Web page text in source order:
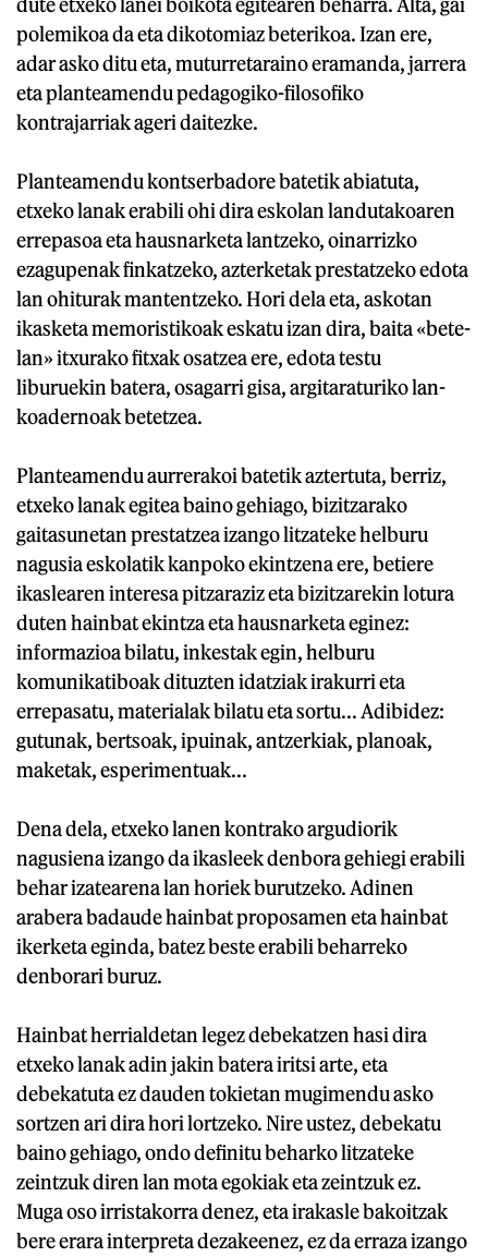
polemikoa da eta dikotomiaz beterikoa. Izan ere,
adar asko ditu eta, muturretaraino eramanda, jarrera
eta planteamendu pedagogiko-filosofiko
kontrajarriak ageri daitezke.
Planteamendu kontserbadore batetik abiatuta,
etxeko lanak erabili ohi dira eskolan landutakoaren
errepasoa eta hausnarketa lantzeko, oinarrizko
ezagupenak finkatzeko, azterketak prestatzeko edota
lan ohiturak mantentzeko. Hori dela eta, askotan
ikasketa memoristikoak eskatu izan dira, baita «bete-
lan» itxurako fitxak osatzea ere, edota testu
liburuekin batera, osagarri gisa, argitaraturiko lan-
koadernoak betetzea.
Planteamendu aurrerakoi batetik aztertuta, berriz,
etxeko lanak egitea baino gehiago, bizitzarako
gaitasunetan prestatzea izango litzateke helburu
nagusia eskolatik kanpoko ekintzena ere, betiere
ikaslearen interesa pitzaraziz eta bizitzarekin lotura
duten hainbat ekintza eta hausnarketa eginez:
informazioa bilatu, inkestak egin, helburu
komunikatiboak dituzten idatziak irakurri eta
errepasatu, materialak bilatu eta sortu... Adibidez:
gutunak, bertsoak, ipuinak, antzerkiak, planoak,
maketak, esperimentuak...
Dena dela, etxeko lanen kontrako argudiorik
nagusiena izango da ikasleek denbora gehiegi erabili
behar izatearena lan horiek burutzeko. Adinen
arabera badaude hainbat proposamen eta hainbat
ikerketa eginda, batez beste erabili beharreko
denborari buruz.
Hainbat herrialdetan legez debekatzen hasi dira
etxeko lanak adin jakin batera iritsi arte, eta
debekatuta ez dauden tokietan mugimendu asko
sortzen ari dira hori lortzeko. Nire ustez, debekatu
baino gehiago, ondo definitu beharko litzateke
zeintzuk diren lan mota egokiak eta zeintzuk ez.
Muga oso irristakorra denez, eta irakasle bakoitzak
bere erara interpreta dezakeenez, ez da erraza izango